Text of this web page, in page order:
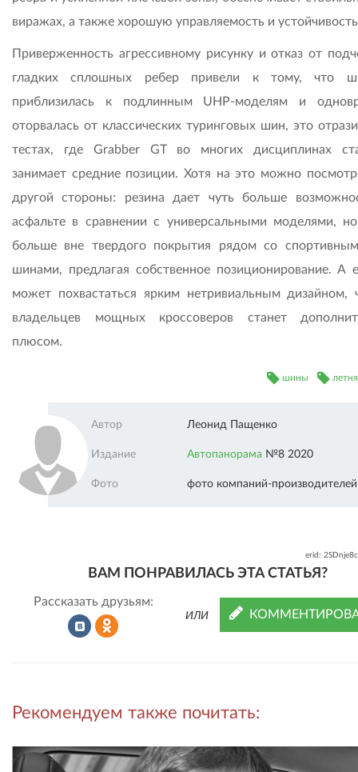
виражах, а также хорошую управляемость и
Приверженность агрессивному рисунку и отказ от
гладких сплошных ребер привели к тому, что
приблизилась к подлинным UHP-моделям и
оторвалась от классических туринговых шин, это
тестах, где Grabber GT во многих дисциплинах
занимает средние позиции. Хотя на это можно
другой стороны: резина дает чуть больше
асфальте в сравнении с универсальными моделями,
больше вне твердого покрытия рядом со
шинами, предлагая собственное позиционирование. А
может похвастаться ярким нетривиальным дизайном,
владельцев мощных кроссоверов станет
плюсом.
шины
Автор Леонид Пащенко
Издание Автопанорама №8 2020
Фото фото компаний-производителей
erid:
ВАМ ПОНРАВИЛАСЬ ЭТА СТАТЬЯ?
Рассказать друзьям:
во в
ИЛИ
Рекомендуем также почитать: